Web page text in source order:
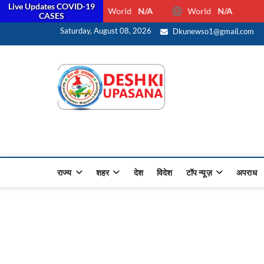
Saturday, August 08, 2026 Dkunewso1@gmail.com
राज्य शहर देश विदेश टॉप न्यूज़ अपराध
Live Updates COVID-19
CASES
World N/A World N/A